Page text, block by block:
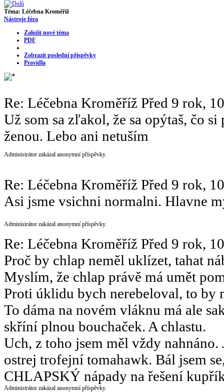
Téma: Léčebna Kroměříž
Nástroje fóra
Založit nové téma
PDF
Zobrazit poslední příspěvky
Pravidla
Re: Léčebna Kroměříž Před 9 rok,
Už som sa zľakol, že sa opýtaš, čo
ženou. Lebo ani netuším
Administrátor zakázal anonymní příspěvky.
Re: Léčebna Kroměříž Před 9 rok,
Asi jsme vsichni normalni. Hlavne
Administrátor zakázal anonymní příspěvky.
Re: Léčebna Kroměříž Před 9 rok,
Proč by chlap neměl uklízet, tahat
Myslím, že chlap právě má umět
Proti úklidu bych nerebeloval, to by
To dáma na novém vláknu má ale
skříní plnou bouchaček. A chlastu.
Uch, z toho jsem měl vždy
ostrej trofejní tomahawk. Bál jsem
CHLAPSKÝ nápady na řešení
Administrátor zakázal anonymní příspěvky.